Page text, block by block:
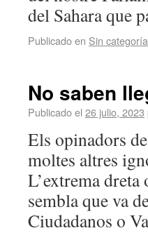
del Sahara que
Publicado en Sin categoría
No saben
Publicado el 26 julio, 2023
Els opinadors
moltes altres
L’extrema dreta
sembla que va
Ciudadanos o